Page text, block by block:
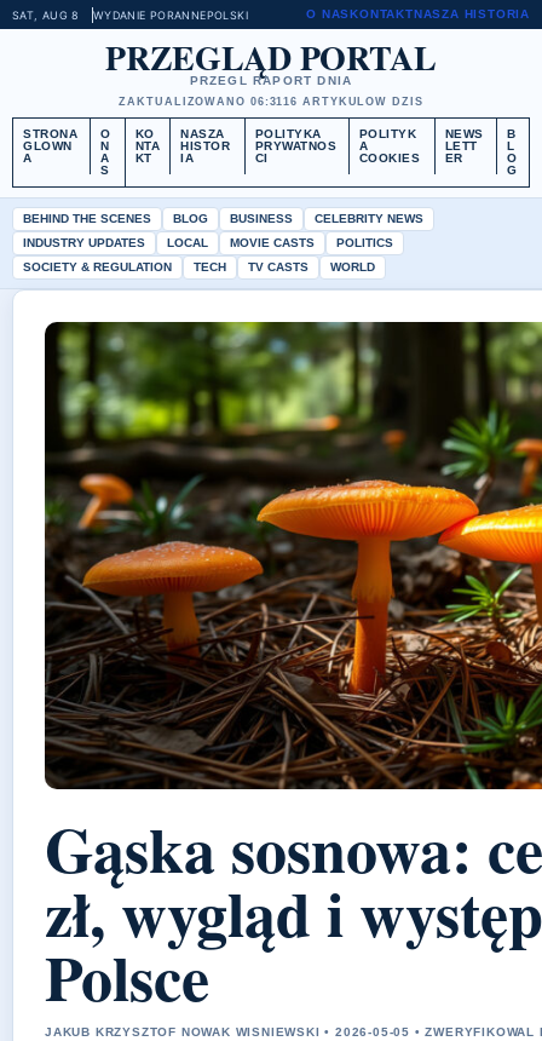
SAT, AUG 8 WYDANIE PORANNEPOLSKI O NASKONTAKTNASZA HISTORIA
PRZEGLĄD PORTAL
PRZEGL RAPORT DNIA
ZAKTUALIZOWANO 06:3116 ARTYKULOW DZIS
STRONA
GLOWN
A
O
N
A
S
KO
NTA
KT
NASZA
HISTOR
IA
POLITYKA
PRYWATNOS
CI
POLITYK
A
COOKIES
NEWS
LETT
ER
B
L
O
G
BEHIND THE SCENES BLOG BUSINESS
CELEBRITY NEWS
INDUSTRY UPDATES
LOCAL MOVIE CASTS
POLITICS
SOCIETY & REGULATION
TECH TV CASTS WORLD
Gąska sosnowa:
zł, wygląd i
Polsce
JAKUB KRZYSZTOF NOWAK WISNIEWSKI • 2026-05-05 • ZWERYFIKOWAL